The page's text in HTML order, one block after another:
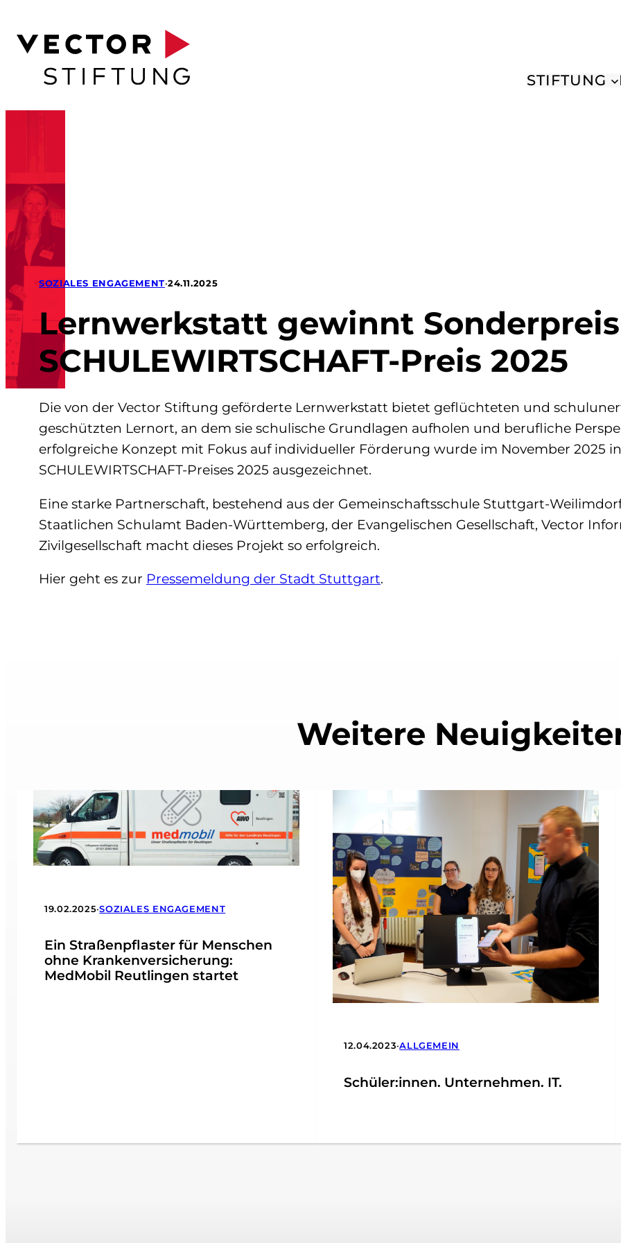
STIFTUNG
SOZIALES ENGAGEMENT•24.11.2025
Lernwerkstatt gewinnt
SCHULEWIRTSCHAFT‐Preis 2025
Die von der Vector Stiftung geförderte Lernwerkstatt bietet geflüchteten und
geschützten Lernort, an dem sie schulische Grundlagen aufholen und berufliche
erfolgreiche Konzept mit Fokus auf individueller Förderung wurde im November 2025
SCHULEWIRTSCHAFT‐Preises 2025 ausgezeichnet.
Eine starke Partnerschaft, bestehend aus der Gemeinschaftsschule Stuttgart-
Staatlichen Schulamt Baden-Württemberg, der Evangelischen Gesellschaft, Vector
Zivilgesellschaft macht dieses Projekt so erfolgreich.
Hier geht es zur Pressemeldung der Stadt Stuttgart.
Weitere
19.02.2025•SOZIALES ENGAGEMENT
Ein Straßenpflaster für Menschen
ohne Krankenversicherung:
MedMobil Reutlingen startet
12.04.2023•ALLGEMEIN
Schüler:innen. Unternehmen. IT.